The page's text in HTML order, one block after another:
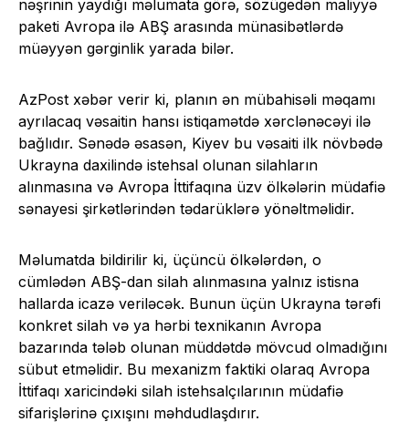
nəşrinin yaydığı məlumata görə, sözügedən maliyyə
paketi Avropa ilə ABŞ arasında münasibətlərdə
müəyyən gərginlik yarada bilər.
AzPost xəbər verir ki, planın ən mübahisəli məqamı
ayrılacaq vəsaitin hansı istiqamətdə xərclənəcəyi ilə
bağlıdır. Sənədə əsasən, Kiyev bu vəsaiti ilk növbədə
Ukrayna daxilində istehsal olunan silahların
alınmasına və Avropa İttifaqına üzv ölkələrin müdafiə
sənayesi şirkətlərindən tədarüklərə yönəltməlidir.
Məlumatda bildirilir ki, üçüncü ölkələrdən, o
cümlədən ABŞ-dan silah alınmasına yalnız istisna
hallarda icazə veriləcək. Bunun üçün Ukrayna tərəfi
konkret silah və ya hərbi texnikanın Avropa
bazarında tələb olunan müddətdə mövcud olmadığını
sübut etməlidir. Bu mexanizm faktiki olaraq Avropa
İttifaqı xaricindəki silah istehsalçılarının müdafiə
sifarişlərinə çıxışını məhdudlaşdırır.